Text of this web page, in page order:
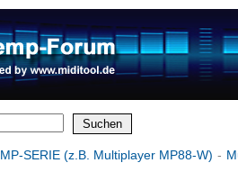
MP-SERIE (z.B. Multiplayer MP88-W) -